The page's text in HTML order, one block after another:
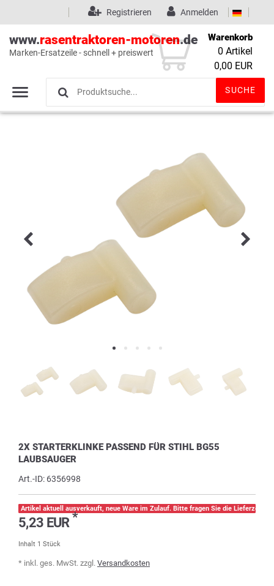
Wunschliste (0)
Anmelden
Registrieren
www.rasentraktoren-motoren.de
Marken-Ersatzeile - schnell + preiswert
SUCHE
Warenkorb
0 Artikel
0,00 EUR
2X STARTERKLINKE PASSEND FÜR STIHL BG55
LAUBSAUGER
Art.-ID: 6356998
Artikel aktuell ausverkauft, neue Ware im Zulauf. Bitte fragen Sie die Lieferzeit
5,23 EUR*
Inhalt 1 Stück
* inkl. ges. MwSt. zzgl. Versandkosten